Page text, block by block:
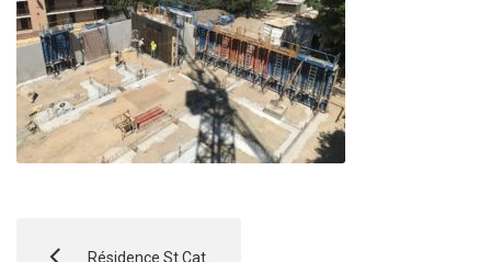
Résidence St Catherine – FINITION